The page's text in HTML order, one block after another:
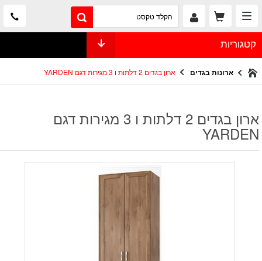
קטגוריות
ארונות בגדים ארון בגדים 2 דלתות ו 3 מגירות דגם YARDEN
ארון בגדים 2 דלתות ו 3 מגירות דגם
YARDEN